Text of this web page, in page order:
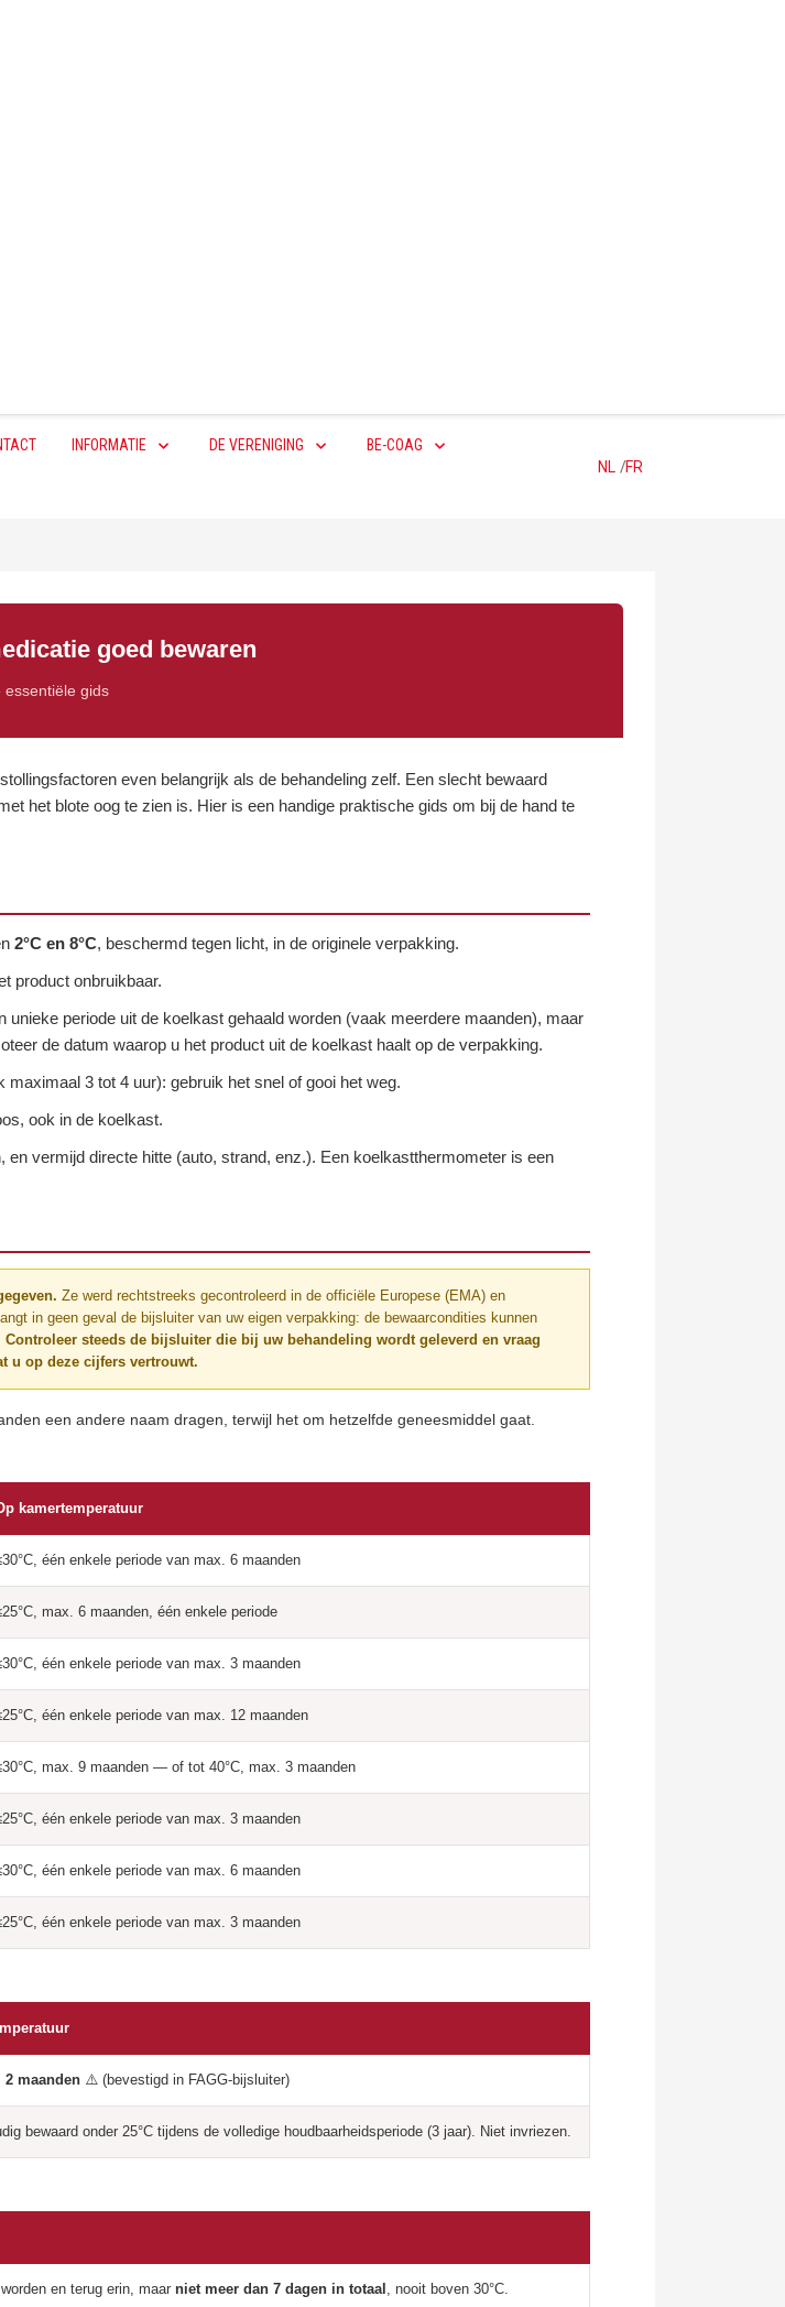
INFORMATIE DE VERENIGING BE-COAG
NL FR
/
goed bewaren
essentiële gids
even belangrijk als de behandeling zelf. Een slecht bewaard
het blote oog te zien is. Hier is een handige praktische gids om bij de hand te
2°C en 8°C, beschermd tegen licht, in de originele verpakking.
product onbruikbaar.
unieke periode uit de koelkast gehaald worden (vaak meerdere maanden), maar
de datum waarop u het product uit de koelkast haalt op de verpakking.
3 tot 4 uur): gebruik het snel of gooi het weg.
ook in de koelkast.
vermijd directe hitte (auto, strand, enz.). Een koelkastthermometer is een
Ze werd rechtstreeks gecontroleerd in de officiële Europese (EMA) en
in geen geval de bijsluiter van uw eigen verpakking: de bewaarcondities kunnen
Controleer steeds de bijsluiter die bij uw behandeling wordt geleverd en vraag
u op deze cijfers vertrouwt.
een andere naam dragen, terwijl het om hetzelfde geneesmiddel gaat.
kamertemperatuur
één enkele periode van max. 6 maanden
max. 6 maanden, één enkele periode
één enkele periode van max. 3 maanden
één enkele periode van max. 12 maanden
max. 9 maanden — of tot 40°C, max. 3 maanden
één enkele periode van max. 3 maanden
één enkele periode van max. 6 maanden
één enkele periode van max. 3 maanden
2 maanden⚠️ (bevestigd in FAGG-bijsluiter)
bewaard onder 25°C tijdens de volledige houdbaarheidsperiode (3 jaar). Niet invriezen.
en terug erin, maar niet meer dan 7 dagen in totaal , nooit boven 30°C.